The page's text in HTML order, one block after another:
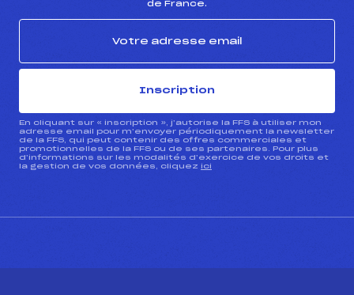
de France.
Inscription
En cliquant sur « inscription », j’autorise la FFS à utiliser mon
adresse email pour m’envoyer périodiquement la newsletter
de la FFS, qui peut contenir des offres commerciales et
promotionnelles de la FFS ou de ses partenaires. Pour plus
d’informations sur les modalités d’exercice de vos droits et
la gestion de vos données, cliquez ici